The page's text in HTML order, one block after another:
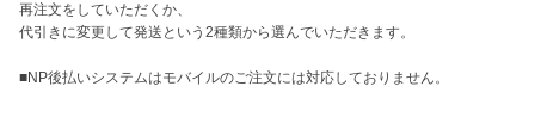
再注文をしていただくか、
代引きに変更して発送という2種類から選んでいただきます。
■NP後払いシステムはモバイルのご注文には対応しておりません。